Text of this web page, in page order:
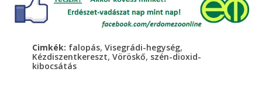
Cimkék: falopás, Visegrádi-hegység,
Kézdiszentkereszt, Vöröskő, szén-dioxid-
kibocsátás